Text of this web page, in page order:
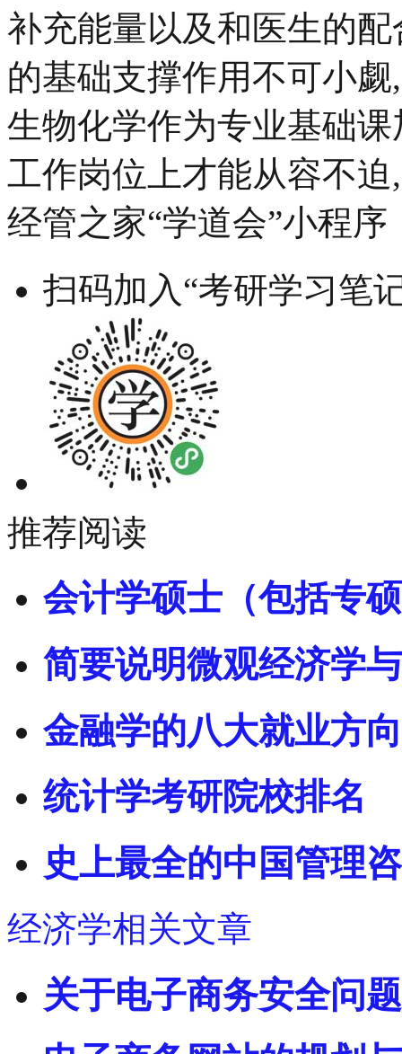
补充能量以及和医生的
的基础支撑作用不可小
生物化学作为专业基础
工作岗位上才能从容不
经管之家“学道会”小程序
扫码加入“考研学习笔
推荐阅读
会计学硕士（包括专
简要说明微观经济学
金融学的八大就业方
统计学考研院校排名
史上最全的中国管理
经济学相关文章
关于电子商务安全问